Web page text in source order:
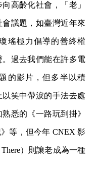
高齡化社會，「老」
議題，如臺灣近年來
瑤極力倡導的善終權
過去我們能在許多電
的影片，但多半以積
笑中帶淚的手法去處
悉的《一路玩到掛》
等，但今年 CNEX 影
）則讓老成為一種